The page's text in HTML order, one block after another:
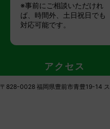
※事前にご相談いただけれ
ば、時間外、土日祝日でも
対応可能です。
アクセス
〒828-0028 福岡県豊前市青豊19-14